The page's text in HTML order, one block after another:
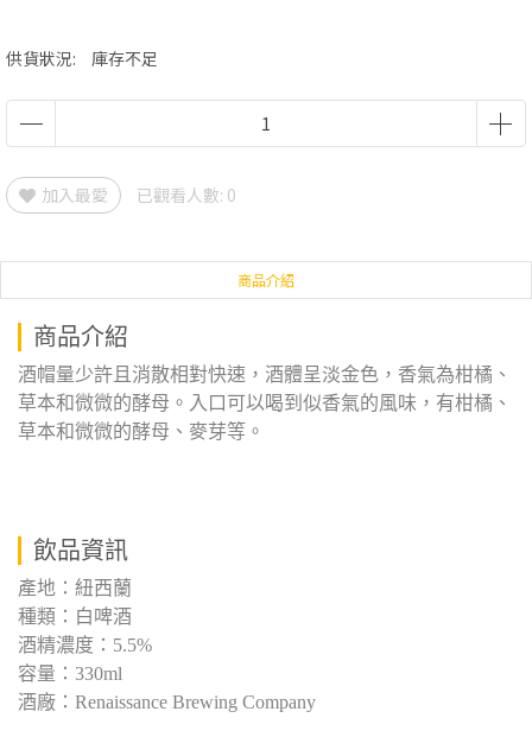
供貨狀況: 庫存不足
加入最愛 已觀看人數: 0
商品介紹
商品介紹
酒帽量少許且消散相對快速，酒體呈淡金色，香氣為柑橘、
草本和微微的酵母。入口可以喝到似香氣的風味，有柑橘、
草本和微微的酵母、麥芽等。
飲品資訊
產地：紐西蘭
種類：白啤酒
酒精濃度：5.5%
容量：330ml
酒廠：Renaissance Brewing Company